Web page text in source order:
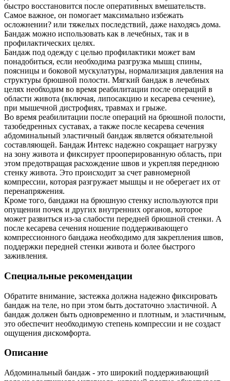
быстро восстановится после оперативных вмешательств.
Самое важное, он помогает максимально избежать
осложнении? или тяжелых последствий, даже находясь дома.
Бандаж можно использовать как в лечебных, так и в
профилактических целях.
Бандаж под одежду с целью профилактики может вам
понадобиться, если необходима разгрузка мышц спины,
поясницы и боковой мускулатуры, нормализация давления на
структуры брюшной полости. Мягкий бандаж в лечебных
целях необходим во время реабилитации после операций в
области живота (включая, липосакцию и кесарева сечение),
при мышечной дистрофиях, травмах и грыже.
Во время реабилитации после операций на брюшной полости,
тазобедренных суставах, а также после кесарева сечения
абдоминальный эластичный бандаж является обязательной
составляющей. Бандаж Интекс надежно сокращает нагрузку
на зону живота и фиксирует прооперированную область, при
этом предотвращая расхождение швов и укрепляя переднюю
стенку живота. Это происходит за счет равномерной
компрессии, которая разгружает мышцы и не оберегает их от
перенапряжения.
Кроме того, бандажи на брюшную стенку используются при
опущении почек и других внутренних органов, которое
может развиться из-за слабости передней брюшной стенки. А
после кесарева сечения ношение поддерживающего
компрессионного бандажа необходимо для закрепления швов,
поддержки передней стенки живота и более быстрого
заживления.
Специальные рекомендации
Обратите внимание, застежка должна надежно фиксировать
бандаж на теле, но при этом быть достаточно эластичной. А
бандаж должен быть одновременно и плотным, и эластичным,
это обеспечит необходимую степень компрессии и не создаст
ощущения дискомфорта.
Описание
Абдоминальный бандаж - это широкий поддерживающий